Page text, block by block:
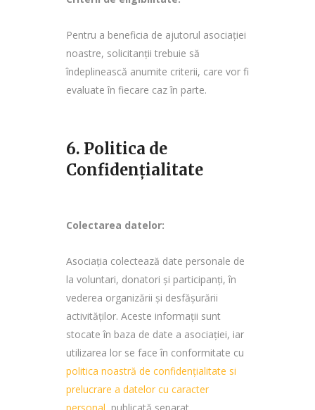
Pentru a beneficia de ajutorul asociației
noastre, solicitanții trebuie să
îndeplinească anumite criterii, care vor fi
evaluate în fiecare caz în parte.
6. Politica de
Confidențialitate
Colectarea datelor:
Asociația colectează date personale de
la voluntari, donatori și participanți, în
vederea organizării și desfășurării
activităților. Aceste informații sunt
stocate în baza de date a asociației, iar
utilizarea lor se face în conformitate cu
politica noastră de confidențialitate si
prelucrare a datelor cu caracter